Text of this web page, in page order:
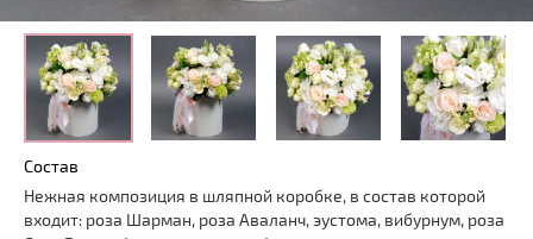
Состав
Нежная композиция в шляпной коробке, в состав которой
входит: роза Шарман, роза Аваланч, эустома, вибурнум, роза